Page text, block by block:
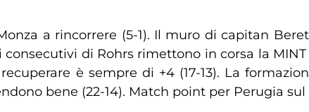
a rincorrere (5-1). Il muro di capitan
di Rohrs rimettono in corsa la
è sempre di +4 (17-13). La
bene (22-14). Match point per Perugia sul